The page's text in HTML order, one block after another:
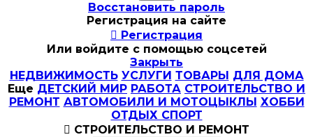
Восстановить пароль
Регистрация на сайте
 Регистрация
Или войдите с помощью соцсетей
Закрыть
НЕДВИЖИМОСТЬ УСЛУГИ ТОВАРЫ ДЛЯ ДОМА
Еще ДЕТСКИЙ МИР РАБОТА СТРОИТЕЛЬСТВО И
РЕМОНТ АВТОМОБИЛИ И МОТОЦЫКЛЫ ХОББИ
ОТДЫХ СПОРТ
 СТРОИТЕЛЬСТВО И РЕМОНТ